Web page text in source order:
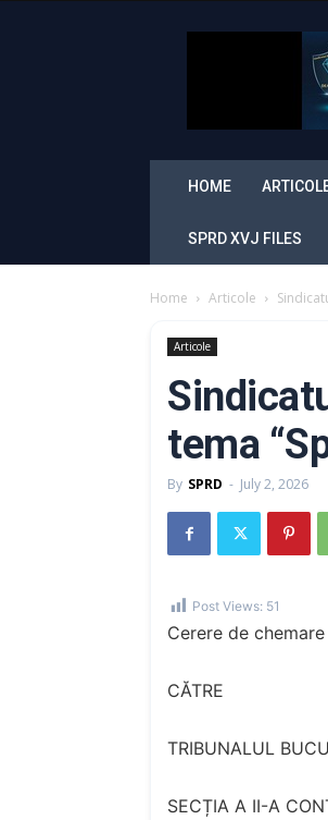
„Diamantul”
HOME
SPRD XVJ FILES
Home Articole
Articole
tema
By SPRD - July 2, 2026
Post Views: 51
Cerere de
CĂTRE
TRIBUNALUL
SECȚIA A II-A